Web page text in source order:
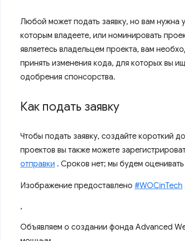
Любой может подать заявку, но вам нужна
которым владеете, или номинировать
являетесь владельцем проекта, вам
принять изменения кода, для которых вы
одобрения спонсорства.
Как подать заявку
Чтобы подать заявку, создайте короткий
проектов вы также можете
отправки . Сроков нет; мы будем
Изображение предоставлено #WOCinTech
,
Объявляем о создании фонда Advanced